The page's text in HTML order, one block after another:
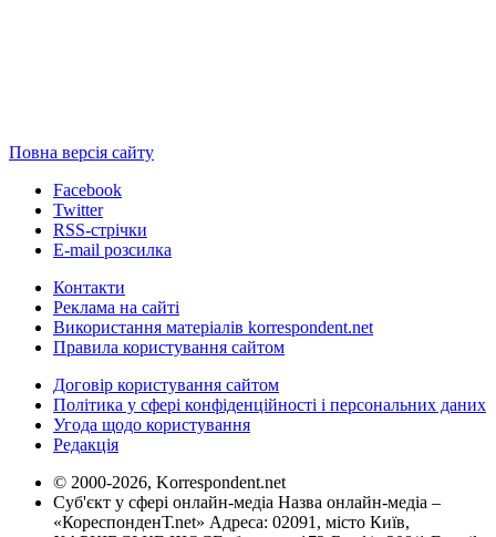
Повна версія сайту
Facebook
Twitter
RSS-стрічки
E-mail розсилка
Контакти
Реклама на сайті
Використання матеріалів korrespondent.net
Правила користування сайтом
Договір користування сайтом
Політика у сфері конфіденційності і персональних даних
Угода щодо користування
Редакція
© 2000-2026, Korrespondent.net
Суб'єкт у сфері онлайн-медіа Назва онлайн-медіа –
«КореспонденТ.net» Адреса: 02091, місто Київ,